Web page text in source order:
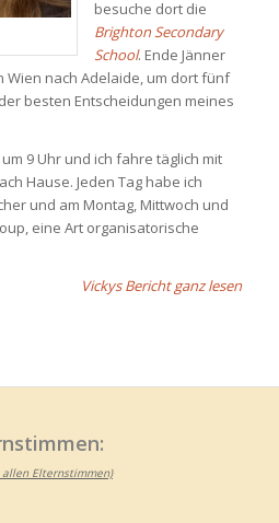
besuche dort die
Brighton Secondary
School. Ende Jänner
Wien nach Adelaide, um dort fünf
besten Entscheidungen meines
9 Uhr und ich fahre täglich mit
Hause. Jeden Tag habe ich
und am Montag, Mittwoch und
eine Art organisatorische
Vickys Bericht ganz lesen
allen Elternstimmen)